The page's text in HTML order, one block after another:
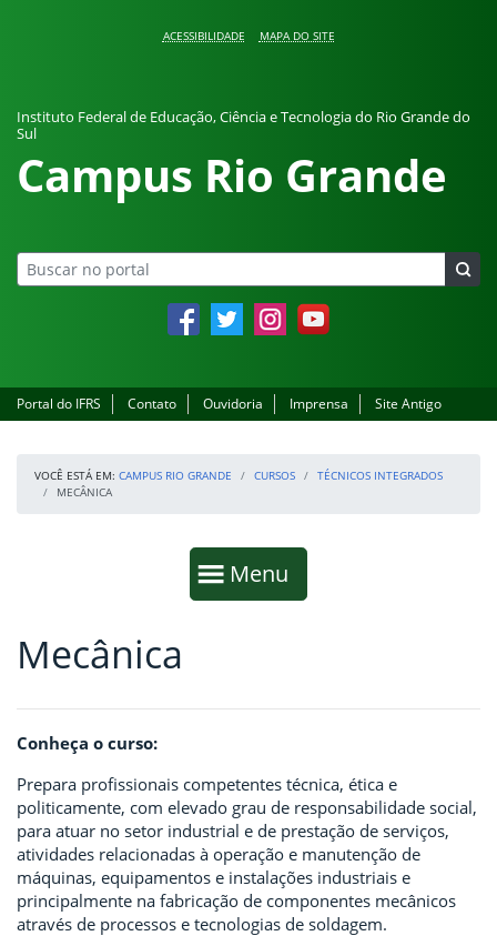
ACESSIBILIDADE MAPA DO SITE
Instituto Federal de Educação, Ciência e Tecnologia do Rio Grande do
Sul
Campus Rio Grande
Facebook Twitter InstagramYouTube
Portal do IFRS Contato Ouvidoria Imprensa Site Antigo
VOCÊ ESTÁ EM: CAMPUS RIO GRANDE CURSOS
TÉCNICOS INTEGRADOS
MECÂNICA
Mostrar
Menu
Fim da navegação
Início do conteúdo
Mecânica
Conheça o curso:
Prepara profissionais competentes técnica, ética e
politicamente, com elevado grau de responsabilidade social,
para atuar no setor industrial e de prestação de serviços,
atividades relacionadas à operação e manutenção de
máquinas, equipamentos e instalações industriais e
principalmente na fabricação de componentes mecânicos
através de processos e tecnologias de soldagem.